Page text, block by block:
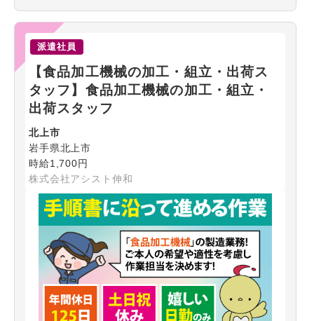
派遣社員
【食品加工機械の加工・組立・出荷ス
タッフ】食品加工機械の加工・組立・
出荷スタッフ
北上市
岩手県北上市
時給1,700円
株式会社アシスト伸和